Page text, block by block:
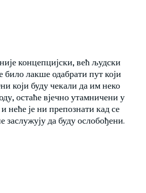
концепцијски, већ људски
било лакше одабрати пут који
који буду чекали да им неко
остаће вјечно утамничени у
неће је ни препознати кад се
заслужују да буду ослобођени.